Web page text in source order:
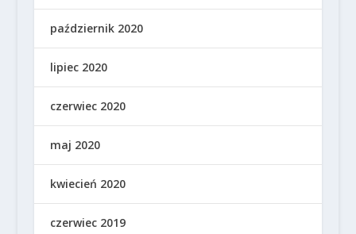
październik 2020
lipiec 2020
czerwiec 2020
maj 2020
kwiecień 2020
czerwiec 2019